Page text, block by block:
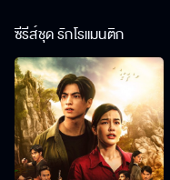
ซีรีส์ชุด รักโรแมนติก